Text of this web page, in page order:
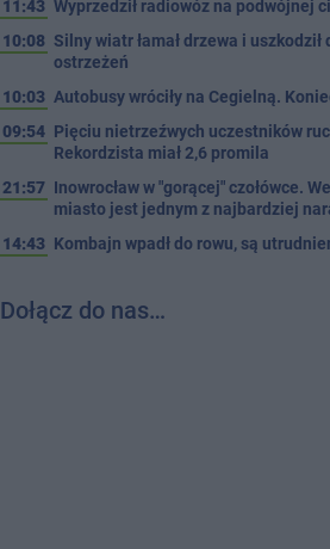
11:43 Wyprzedził radiowóz na podwójnej
10:08 Silny wiatr łamał drzewa i
ostrzeżeń
10:03 Autobusy wróciły na Cegielną.
09:54 Pięciu nietrzeźwych uczestników
Rekordzista miał 2,6 promila
21:57 Inowrocław w "gorącej" czołówce.
miasto jest jednym z najbardziej
14:43 Kombajn wpadł do rowu, są
Dołącz do nas…